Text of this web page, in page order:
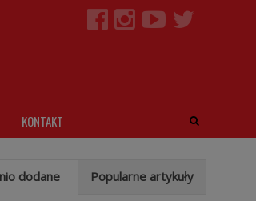
KONTAKT
dodane Popularne artykuły